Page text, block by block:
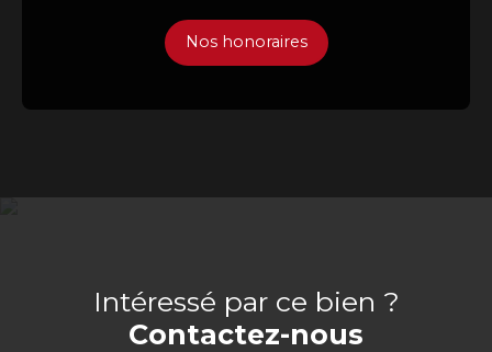
Nos honoraires
Intéressé par ce bien ?
Contactez-nous